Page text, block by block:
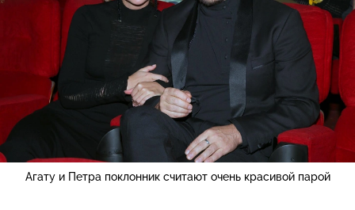
Агату и Петра поклонник считают очень красивой парой